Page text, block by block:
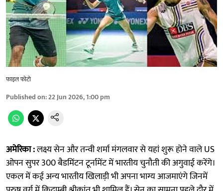
फाइल फोटो
Published on:22 Jun 2026, 1:00 pm
अमेरिका :लक्ष्य सेन और तन्वी शर्मा मंगलवार से यहां शुरू होने वाले US
ओपन सुपर 300 बैडमिंटन टूर्नामेंट में भारतीय चुनौती की अगुवाई करेंगे।
एकल में कई अन्य भारतीय खिलाड़ी भी अपना भाग्य आजमाएंगे जिनमें